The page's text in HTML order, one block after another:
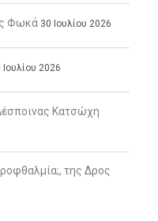
Φωκά 30 Ιουλίου 2026
Ιουλίου 2026
Κατσώχη
της Δρος